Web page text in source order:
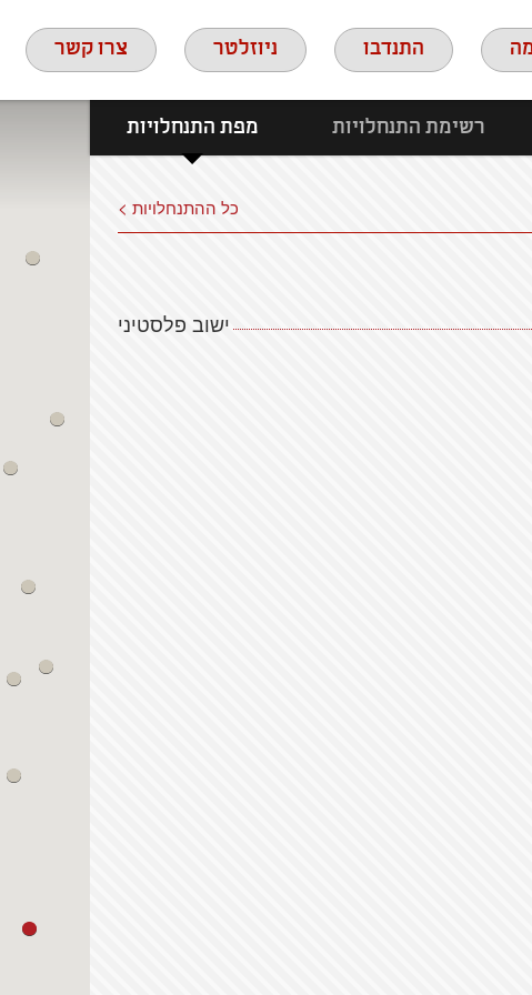
התנדבו ניוזלטר צרו קשר
רשימת התנחלויות מפת התנחלויות
כל ההתנחלויות >
ישוב פלסטיני